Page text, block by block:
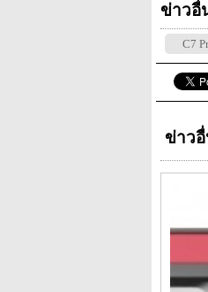
ข่าวอื่
C7
ข่าว